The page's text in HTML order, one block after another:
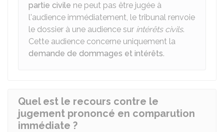
partie civile ne peut pas être jugée à
l'audience immédiatement, le tribunal renvoie
le dossier à une audience sur intérêts civils.
Cette audience concerne uniquement la
demande de dommages et intérêts.
Quel est le recours contre le
jugement prononcé en comparution
immédiate ?